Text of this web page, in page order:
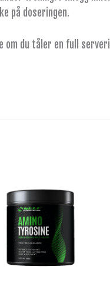
på doseringen.
du tåler en full